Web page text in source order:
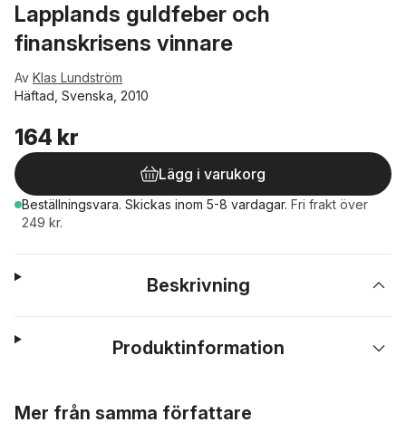
Lapplands guldfeber och
finanskrisens vinnare
Av Klas Lundström
Häftad, Svenska, 2010
164 kr
Lägg i varukorg
Beställningsvara. Skickas inom 5-8 vardagar. Fri frakt över
249 kr.
Beskrivning
Produktinformation
Mer från samma författare